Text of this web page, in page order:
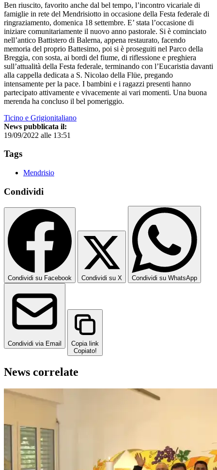
Ben riuscito, favorito anche dal bel tempo, l’incontro vicariale di
famiglie in rete del Mendrisiotto in occasione della Festa federale di
ringraziamento, domenica 18 settembre. E’ stata l’occasione di
iniziare comunitariamente il nuovo anno pastorale. Si è cominciato
nell’antico Battistero di Balerna, appena restaurato, facendo
memoria del proprio Battesimo, poi si è proseguiti nel Parco della
Breggia, con sosta, ai bordi del fiume, di riflessione e preghiera
sull’attualità della Festa federale, terminando con l’Eucaristia davanti
alla cappella dedicata a S. Nicolao della Flüe, pregando
intensamente per la pace. I bambini e i ragazzi presenti hanno
partecipato attivamente e vivacemente ai vari momenti. Una buona
merenda ha concluso il bel pomeriggio.
Ticino e Grigionitaliano
News pubblicata il:
19/09/2022 alle 13:51
Tags
Mendrisio
Condividi
Condividi su Facebook Condividi su X Condividi su WhatsApp
Condividi via Email
Copia link
Copiato!
News correlate